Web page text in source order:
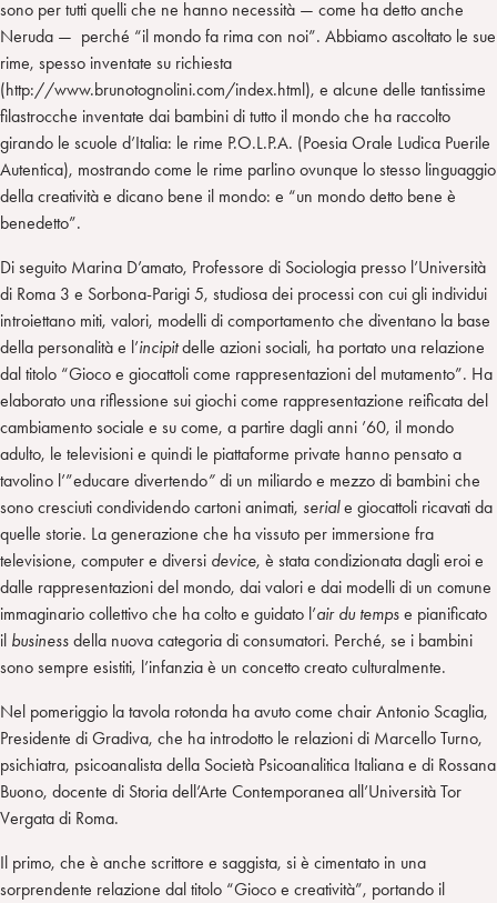
sono per tutti quelli che ne hanno necessità — come ha detto anche
Neruda — perché “il mondo fa rima con noi”. Abbiamo ascoltato le sue
rime, spesso inventate su richiesta
(http://www.brunotognolini.com/index.html), e alcune delle tantissime
filastrocche inventate dai bambini di tutto il mondo che ha raccolto
girando le scuole d’Italia: le rime P.O.L.P.A. (Poesia Orale Ludica Puerile
Autentica), mostrando come le rime parlino ovunque lo stesso linguaggio
della creatività e dicano bene il mondo: e “un mondo detto bene è
benedetto”.
Di seguito Marina D’amato, Professore di Sociologia presso l’Università
di Roma 3 e Sorbona-Parigi 5, studiosa dei processi con cui gli individui
introiettano miti, valori, modelli di comportamento che diventano la base
della personalità e l’incipitdelle azioni sociali, ha portato una relazione
dal titolo “Gioco e giocattoli come rappresentazioni del mutamento”. Ha
elaborato una riflessione sui giochi come rappresentazione reificata del
cambiamento sociale e su come, a partire dagli anni ’60, il mondo
adulto, le televisioni e quindi le piattaforme private hanno pensato a
tavolino l’”educare divertendo” di un miliardo e mezzo di bambini che
sono cresciuti condividendo cartoni animati, seriale giocattoli ricavati da
quelle storie. La generazione che ha vissuto per immersione fra
televisione, computer e diversi device, è stata condizionata dagli eroi e
dalle rappresentazioni del mondo, dai valori e dai modelli di un comune
immaginario collettivo che ha colto e guidato l’air du temps e pianificato
il business della nuova categoria di consumatori. Perché, se i bambini
sono sempre esistiti, l’infanzia è un concetto creato culturalmente.
Nel pomeriggio la tavola rotonda ha avuto come chair Antonio Scaglia,
Presidente di Gradiva, che ha introdotto le relazioni di Marcello Turno,
psichiatra, psicoanalista della Società Psicoanalitica Italiana e di Rossana
Buono, docente di Storia dell’Arte Contemporanea all’Università Tor
Vergata di Roma.
Il primo, che è anche scrittore e saggista, si è cimentato in una
sorprendente relazione dal titolo “Gioco e creatività”, portando il